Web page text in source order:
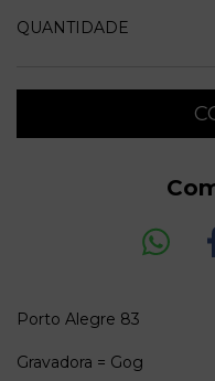
QUANTIDADE
Porto Alegre 83
Gravadora = Gog